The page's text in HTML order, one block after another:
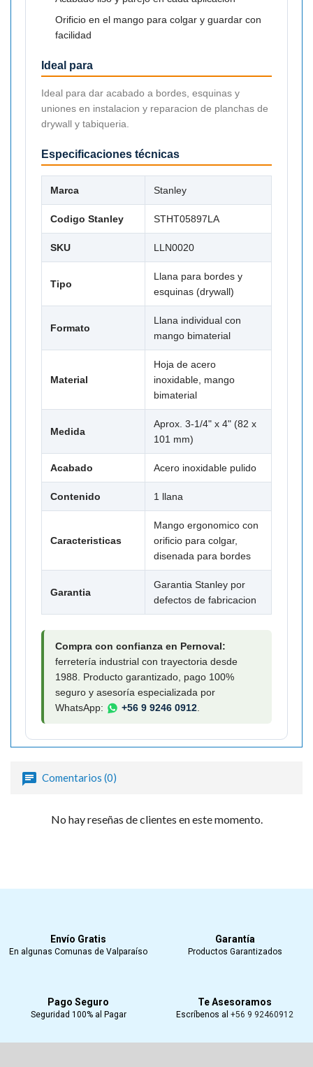
Orificio en el mango para colgar y guardar con
facilidad
Ideal para
Ideal para dar acabado a bordes, esquinas y
uniones en instalacion y reparacion de planchas de
drywall y tabiqueria.
Especificaciones técnicas
Marca Stanley
Codigo Stanley STHT05897LA
SKU LLN0020
Tipo
Llana para bordes y
esquinas (drywall)
Formato
Llana individual con
mango bimaterial
Material
Hoja de acero
inoxidable, mango
bimaterial
Medida
Aprox. 3-1/4" x 4" (82 x
101 mm)
Acabado Acero inoxidable pulido
Contenido 1 llana
Caracteristicas
Mango ergonomico con
orificio para colgar,
disenada para bordes
Garantia
Garantia Stanley por
defectos de fabricacion
Compra con confianza en Pernoval:
ferretería industrial con trayectoria desde
1988. Producto garantizado, pago 100%
seguro y asesoría especializada por
WhatsApp:
+56 9 9246 0912
Comentarios (0)
No hay reseñas de clientes en este momento.
Envío Gratis
En algunas Comunas de Valparaíso
Garantía
Productos Garantizados
Pago Seguro
Seguridad 100% al Pagar
Te Asesoramos
Escríbenos al +56 9 92460912